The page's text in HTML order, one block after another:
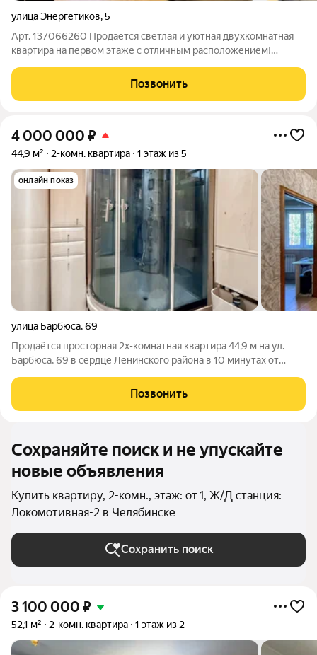
улица Энергетиков,5
Арт. 137066260 Продаётся светлая и уютная двухкомнатная
квартира на первом этаже с отличным расположением!
просторная кухня, вместительная прихожая и коридор,
застекленный балкон. Косметический
Позвонить
4 000 000 ₽
44,9 м² 2-комн. квартира 1 этаж из 5
онлайн показ
улица Барбюса,69
Продаётся просторная 2х-комнатная квартира 44,9 м на ул.
Барбюса, 69 в сердце Ленинского района в 10 минутах от
Гончаренко. В КВАРТИРЕ УСТАНОВЛЕНЫ:
Позвонить
Сохраняйте поиск и не упускайте
новые объявления
Купить квартиру, 2-комн., этаж: от 1, Ж/Д станция:
Локомотивная-2 в Челябинске
Сохранить поиск
3 100 000 ₽
52,1 м² 2-комн. квартира 1 этаж из 2